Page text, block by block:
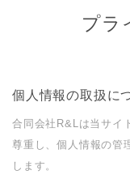
プラ
個人情報の取扱に
合同会社R&Lは当サイ
尊重し、個人情報の管
します。